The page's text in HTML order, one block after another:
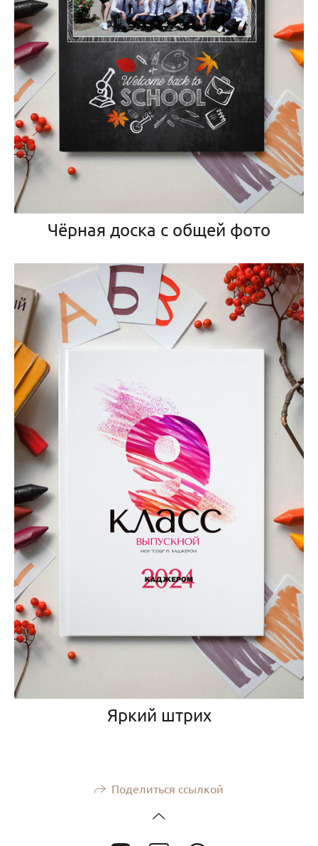
Чёрная доска с общей фото
Яркий штрих
Поделиться ссылкой